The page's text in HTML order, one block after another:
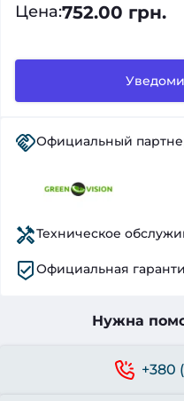
Цена:752.00 грн.
Официальный
Техническое
Официальная
Нужна
+380